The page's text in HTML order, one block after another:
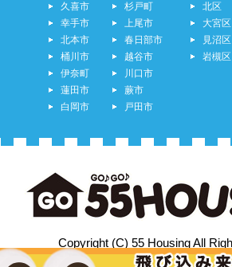
久喜市
幸手市
北本市
桶川市
伊奈町
蓮田市
白岡市
杉戸町
上尾市
春日部市
越谷市
川口市
蕨市
戸田市
北区
大宮区
見沼区
岩槻区
Copyright (C) 55 Housing All